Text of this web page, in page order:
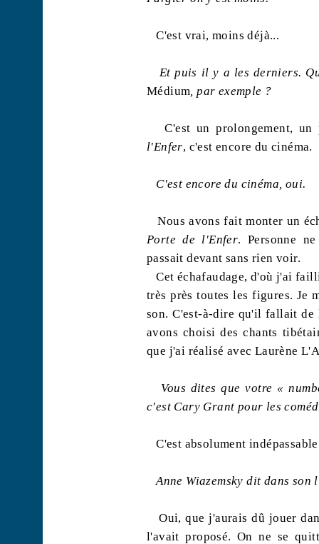
C'est vrai, moins déjà...
Et puis il y a les derniers.
Médium , par exemple ?
C'est un prolongement,
l'Enfer, c'est encore du cinéma.
C'est encore du cinéma, oui.
Nous avons fait monter un
Porte de l'Enfer. Personne
passait devant sans rien voir.
Cet échafaudage, d'où j'ai
très près toutes les figures. Je
son. C'est-à-dire qu'il fallait de
avons choisi des chants
que j'ai réalisé avec Laurène L'
Vous dites que votre «
c'est Cary Grant pour les
C'est absolument
Anne Wiazemsky dit dans son
Oui, que j'aurais dû jouer
l'avait proposé. On ne se